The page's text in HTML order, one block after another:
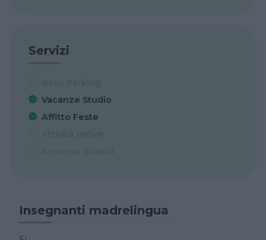
Servizi
Vacanze Studio
Affitto Feste
Insegnanti madrelingua